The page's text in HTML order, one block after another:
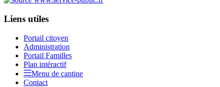
Liens utiles
Portail citoyen
Administration
Portail Familles
Plan intéractif
Menu de cantine
Contact